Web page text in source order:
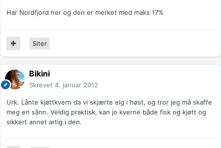
Har Nordfjord her og den er merket med maks 17%
Siter
Bikini
Skrevet 4. januar 2012
Urk. Lånte kjøttkvern da vi skjærte elg i høst, og tror jeg må skaffe
meg en sånn. Veldig praktisk, kan jo kverne både fisk og kjøtt og
sikkert annet artig i den.